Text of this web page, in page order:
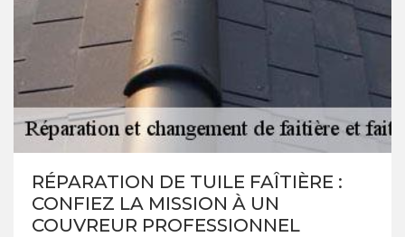
RÉPARATION DE TUILE FAÎTIÈRE :
CONFIEZ LA MISSION À UN
COUVREUR PROFESSIONNEL